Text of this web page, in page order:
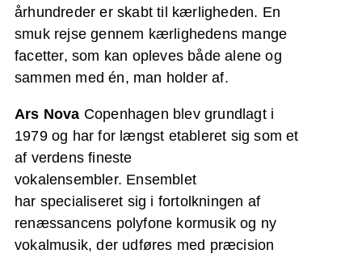
århundreder er skabt til kærligheden. En
smuk rejse gennem kærlighedens mange
facetter, som kan opleves både alene og
sammen med én, man holder af.
Ars Nova Copenhagen blev grundlagt i
1979 og har for længst etableret sig som et
af verdens fineste
vokalensembler. Ensemblet
har specialiseret sig i fortolkningen af
renæssancens polyfone kormusik og ny
vokalmusik, der udføres med præcision